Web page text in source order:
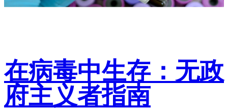
在病毒中生存：无政
府主义者指南